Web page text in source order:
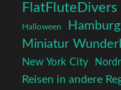
FlatFluteDivers
Halloween Hamburg
Miniatur
New York City
Reisen in andere